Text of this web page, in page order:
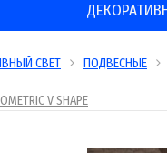
СВЕТ ПОДВЕСНЫЕ
V SHAPE